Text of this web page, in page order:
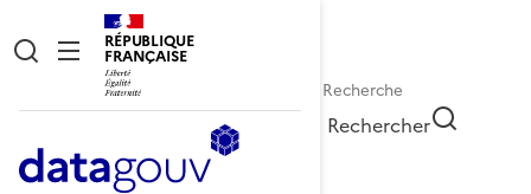
RÉPUBLIQUE
FRANÇAISE
Rechercher